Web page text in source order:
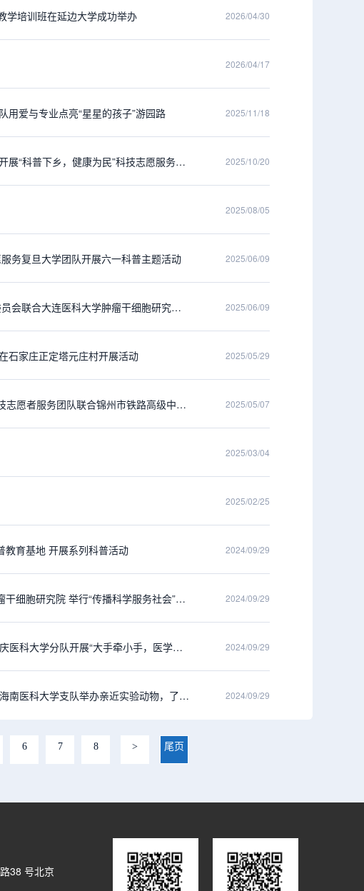
学培训班在延边大学成功举办 2026/04/30
2026/04/17
爱与专业点亮“星星的孩子”游园路 2025/11/18
中国病理生理学会人体机能与生命健康科技志愿服务队 赴湖南省慈利县开展“科普下乡，健康为民”科技志愿服务活动 2025/10/20
2025/08/05
务复旦大学团队开展六一科普主题活动 2025/06/09
2025全国科技工作者日暨科技活动周—— 中国病理生理学会免疫专业委员会联合大连医科大学肿瘤干细胞研究院举行 “传播科学知识 点燃科学梦想” 大手拉小手科普活动 2025/06/09
石家庄正定塔元庄村开展活动 2025/05/29
科技筑梦向未来-“红医青年行”——锦州医科大学人体机能与生命健康科技志愿者服务团队联合锦州市铁路高级中学开展科普实践活动 2025/05/07
2025/03/04
2025/02/25
教育基地 开展系列科普活动 2024/09/29
【全国科普日】中国病理生理学会免疫专业委员会联合大连医科大学肿瘤干细胞研究院 举行“传播科学服务社会”科普开放日活动 2024/09/29
【全国科普日】中国病理生理学会人体结构与功能科技志愿服务团队-重庆医科大学分队开展“大手牵小手，医学科普游”活动 2024/09/29
【全国科普日】中国病理生理学会人体机能与生命健康科技志愿者团队-海南医科大学支队举办亲近实验动物，了解人类健康的守护者科普活动 2024/09/29
6 7 8 > 尾页
38 号北京